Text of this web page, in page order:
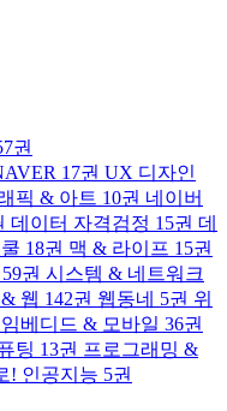
권
17권 UX 디자인
픽 & 아트 10권 네이버
데이터 자격검정 15권 데
18권 맥 & 라이프 15권
59권 시스템 & 네트워크
웹 142권 웹동네 5권 위
임베디드 & 모바일 36권
팅 13권 프로그래밍 &
! 인공지능 5권